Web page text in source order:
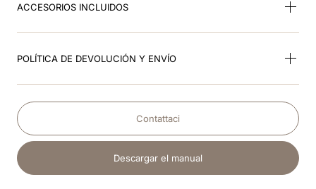
ACCESORIOS INCLUIDOS
POLÍTICA DE DEVOLUCIÓN Y ENVÍO
Contattaci
Descargar el manual